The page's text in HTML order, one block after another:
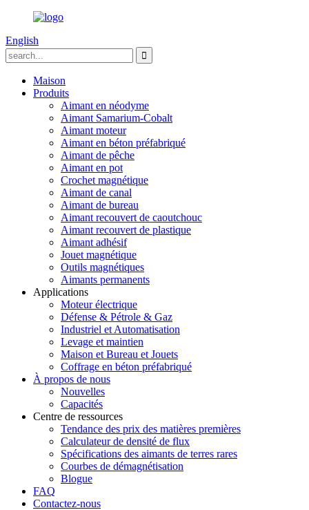
English
Maison
Produits
Aimant en néodyme
Aimant Samarium-Cobalt
Aimant moteur
Aimant en béton préfabriqué
Aimant de pêche
Aimant en pot
Crochet magnétique
Aimant de canal
Aimant de bureau
Aimant recouvert de caoutchouc
Aimant recouvert de plastique
Aimant adhésif
Jouet magnétique
Outils magnétiques
Aimants permanents
Applications
Moteur électrique
Défense & Pétrole & Gaz
Industriel et Automatisation
Levage et maintien
Maison et Bureau et Jouets
Coffrage en béton préfabriqué
À propos de nous
Nouvelles
Capacités
Centre de ressources
Tendance des prix des matières premières
Calculateur de densité de flux
Spécifications des aimants de terres rares
Courbes de démagnétisation
Blogue
FAQ
Contactez-nous